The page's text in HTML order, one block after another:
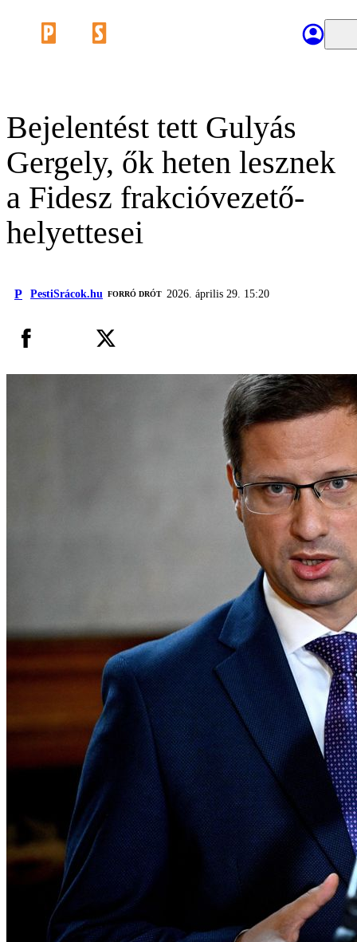
Bejelentést tett Gulyás
Gergely, ők heten lesznek
a Fidesz frakcióvezető-
helyettesei
P PestiSrácok.hu FORRÓ DRÓT 2026. április 29. 15:20